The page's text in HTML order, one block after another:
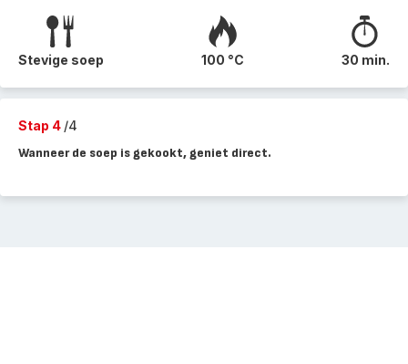
Stevige soep 100 °C 30 min.
Stap 4 /4
Wanneer de soep is gekookt, geniet direct.